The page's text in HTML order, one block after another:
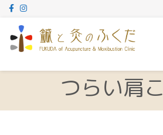
つらい肩